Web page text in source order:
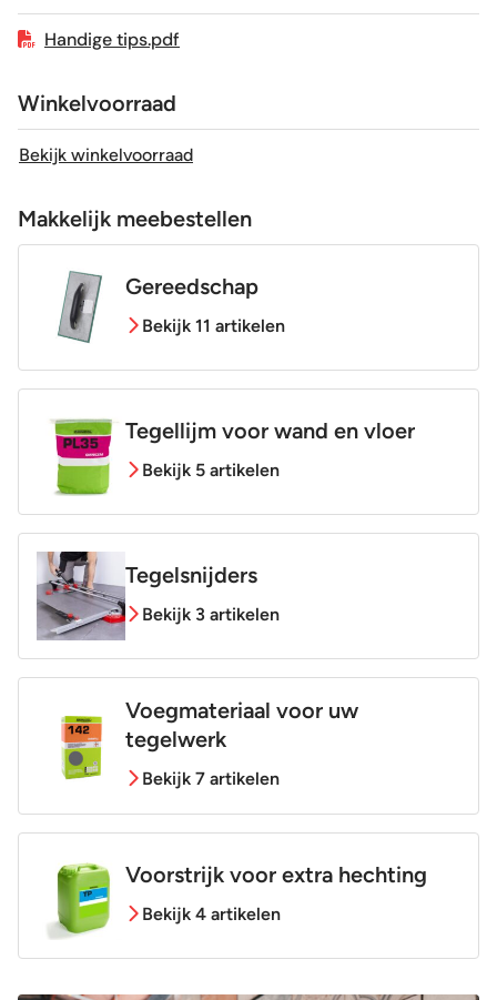
Handige tips.pdf
Winkelvoorraad
Bekijk winkelvoorraad
Makkelijk meebestellen
Gereedschap
Bekijk 11 artikelen
Tegellijm voor wand en vloer
Bekijk 5 artikelen
Tegelsnijders
Bekijk 3 artikelen
Voegmateriaal voor uw
tegelwerk
Bekijk 7 artikelen
Voorstrijk voor extra hechting
Bekijk 4 artikelen